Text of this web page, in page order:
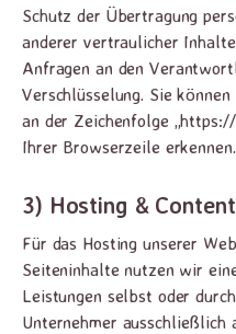
Schutz der Übertragung
anderer vertraulicher
Anfragen an den
Verschlüsselung. Sie
an der Zeichenfolge
Ihrer Browserzeile erkennen.
3) Hosting &
Für das Hosting unserer
Seiteninhalte nutzen wir
Leistungen selbst oder
Unternehmer